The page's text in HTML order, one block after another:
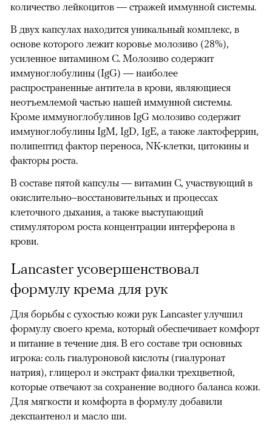
количество лейкоцитов — стражей иммунной системы.
В двух капсулах находится уникальный комплекс, в
основе которого лежит коровье молозиво (28%),
усиленное витамином С. Молозиво содержит
иммуноглобулины (IgG) — наиболее
распространенные антитела в крови, являющиеся
неотъемлемой частью нашей иммунной системы.
Кроме иммуноглобулинов IgG молозиво содержит
иммуноглобулины IgМ, IgD, IgE, а также лактоферрин,
полипептид фактор переноса, NK-клетки, цитокины и
факторы роста.
В составе пятой капсулы — витамин С, участвующий в
окислительно–восстановительных и процессах
клеточного дыхания, а также выступающий
стимулятором роста концентрации интерферона в
крови.
Lancaster усовершенствовал
формулу крема для рук
Для борьбы с сухостью кожи рук Lancaster улучшил
формулу своего крема, который обеспечивает комфорт
и питание в течение дня. В его составе три основных
игрока: соль гиалуроновой кислоты (гиалуронат
натрия), глицерол и экстракт фиалки трехцветной,
которые отвечают за сохранение водного баланса кожи.
Для мягкости и комфорта в формулу добавили
декспантенол и масло ши.